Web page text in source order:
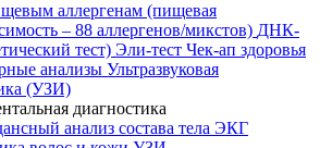
аллергенам (пищевая
– 88 аллергенов/микстов) ДНК-
тест) Эли-тест Чек-ап здоровья
анализы Ультразвуковая
(УЗИ)
диагностика
анализ состава тела ЭКГ